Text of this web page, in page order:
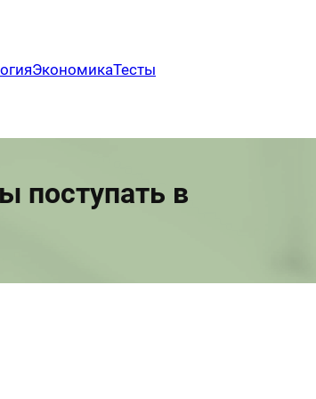
ЭкономикаТесты
поступать в